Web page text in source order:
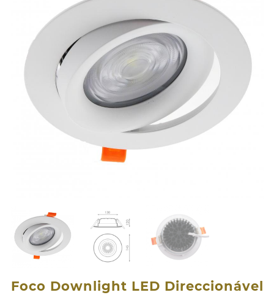
Foco Downlight LED Direccionável